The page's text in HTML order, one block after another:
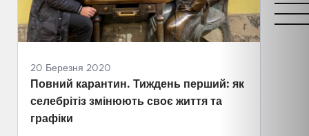
20 Березня 2020
Повний карантин. Тиждень перший: як
селебрітіз змінюють своє життя та
графіки